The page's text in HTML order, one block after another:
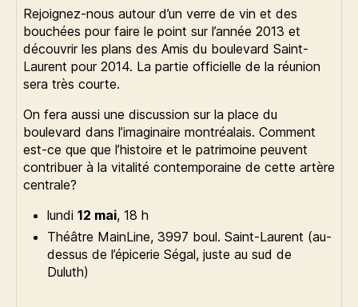
Rejoignez-nous autour d’un verre de vin et des
bouchées pour faire le point sur l’année 2013 et
découvrir les plans des Amis du boulevard Saint-
Laurent pour 2014. La partie officielle de la réunion
sera très courte.
On fera aussi une discussion sur la place du
boulevard dans l’imaginaire montréalais. Comment
est-ce que que l’histoire et le patrimoine peuvent
contribuer à la vitalité contemporaine de cette artère
centrale?
lundi 12 mai, 18 h
Théâtre MainLine, 3997 boul. Saint-Laurent (au-
dessus de l’épicerie Ségal, juste au sud de
Duluth)